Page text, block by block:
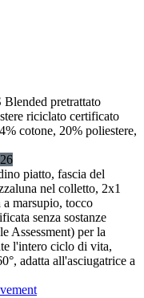
pretrattato
riciclato certificato
cotone, 20% poliestere,
piatto, fascia del
nel colletto, 2x1
a marsupio, tocco
senza sostanze
Assessment) per la
l'intero ciclo di vita,
adatta all'asciugatrice a